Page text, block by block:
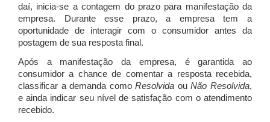
daí, inicia-se a contagem do prazo para manifestação da
empresa. Durante esse prazo, a empresa tem a
oportunidade de interagir com o consumidor antes da
postagem de sua resposta final.
Após a manifestação da empresa, é garantida ao
consumidor a chance de comentar a resposta recebida,
classificar a demanda comoResolvida ouNão Resolvida,
e ainda indicar seu nível de satisfação com o atendimento
recebido.